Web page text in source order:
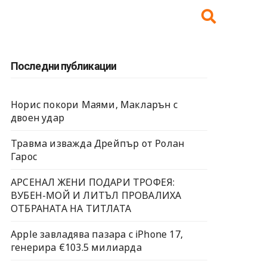
Последни публикации
Норис покори Маями, Макларън с
двоен удар
Травма изважда Дрейпър от Ролан
Гарос
АРСЕНАЛ ЖЕНИ ПОДАРИ ТРОФЕЯ:
ВУБЕН-МОЙ И ЛИТЪЛ ПРОВАЛИХА
ОТБРАНАТА НА ТИТЛАТА
Apple завладява пазара с iPhone 17,
генерира €103.5 милиарда